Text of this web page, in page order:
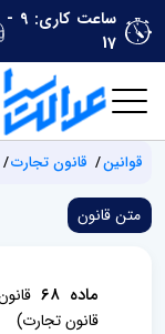
ساعت کاری: 9 -
17
قوانین قانون تجارت
متن قانون
ماده ۶۸
قانون تجارت)